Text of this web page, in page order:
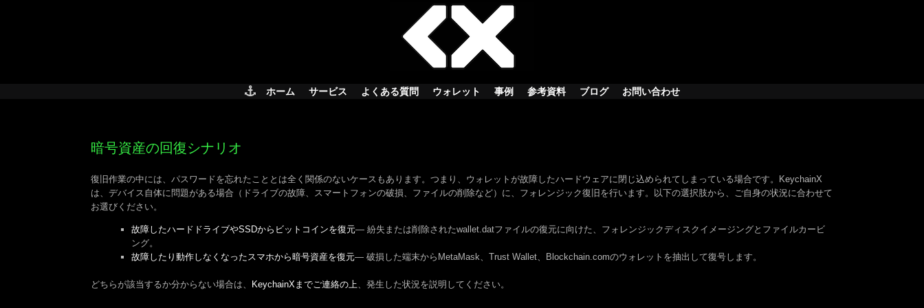
ホーム サービス よくある質問 ウォレット 事例 参考資料 ブログ お問い合わせ
暗号資産の回復シナリオ
復旧作業の中には、パスワードを忘れたこととは全く関係のないケースもあります。つまり、ウォレットが故障したハードウェアに閉じ込められてしまっている場合です。KeychainX
は、デバイス自体に問題がある場合（ドライブの故障、スマートフォンの破損、ファイルの削除など）に、フォレンジック復旧を行います。以下の選択肢から、ご自身の状況に合わせて
お選びください。
故障したハードドライブやSSDからビットコインを復元— 紛失または削除されたwallet.datファイルの復元に向けた、フォレンジックディスクイメージングとファイルカービ
ング。
故障したり動作しなくなったスマホから暗号資産を復元— 破損した端末からMetaMask、Trust Wallet、Blockchain.comのウォレットを抽出して復号します。
どちらが該当するか分からない場合は、 KeychainXまでご連絡の上 、発生した状況を説明してください。